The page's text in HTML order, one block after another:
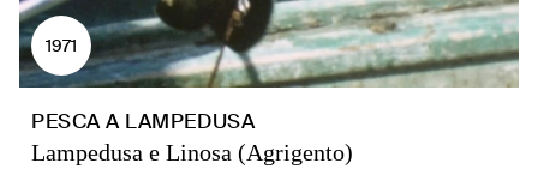
1971
PESCA A LAMPEDUSA
Lampedusa e Linosa (Agrigento)